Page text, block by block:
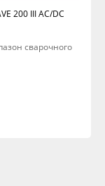
200 III AC/DC
сварочного